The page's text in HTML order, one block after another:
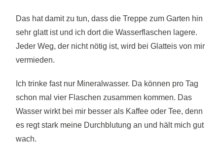
Das hat damit zu tun, dass die Treppe zum Garten hin
sehr glatt ist und ich dort die Wasserflaschen lagere.
Jeder Weg, der nicht nötig ist, wird bei Glatteis von mir
vermieden.
Ich trinke fast nur Mineralwasser. Da können pro Tag
schon mal vier Flaschen zusammen kommen. Das
Wasser wirkt bei mir besser als Kaffee oder Tee, denn
es regt stark meine Durchblutung an und hält mich gut
wach.